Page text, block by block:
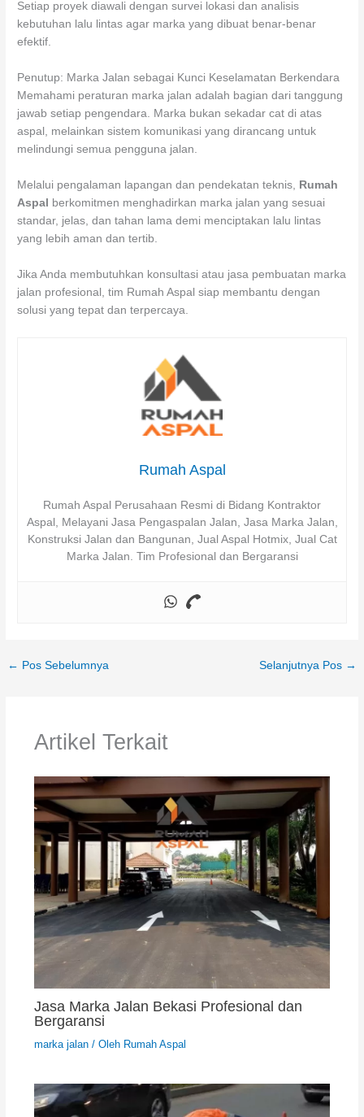
Setiap proyek diawali dengan survei lokasi dan analisis
kebutuhan lalu lintas agar marka yang dibuat benar-benar
efektif.
Penutup: Marka Jalan sebagai Kunci Keselamatan Berkendara
Memahami peraturan marka jalan adalah bagian dari tanggung
jawab setiap pengendara. Marka bukan sekadar cat di atas
aspal, melainkan sistem komunikasi yang dirancang untuk
melindungi semua pengguna jalan.
Melalui pengalaman lapangan dan pendekatan teknis, Rumah
Aspal
berkomitmen menghadirkan marka jalan yang sesuai
standar, jelas, dan tahan lama demi menciptakan lalu lintas
yang lebih aman dan tertib.
Jika Anda membutuhkan konsultasi atau jasa pembuatan marka
jalan profesional, tim Rumah Aspal siap membantu dengan
solusi yang tepat dan terpercaya.
Rumah Aspal
Rumah Aspal Perusahaan Resmi di Bidang Kontraktor
Aspal, Melayani Jasa Pengaspalan Jalan, Jasa Marka Jalan,
Konstruksi Jalan dan Bangunan, Jual Aspal Hotmix, Jual Cat
Marka Jalan. Tim Profesional dan Bergaransi
← Pos Sebelumnya Selanjutnya Pos →
Artikel Terkait
Jasa Marka Jalan Bekasi Profesional dan
Bergaransi
marka jalan/ Oleh Rumah Aspal